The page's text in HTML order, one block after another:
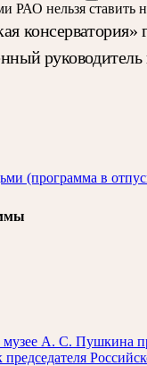
РАО нельзя ставить
(программа в
музее А. С. Пушкина
председателя